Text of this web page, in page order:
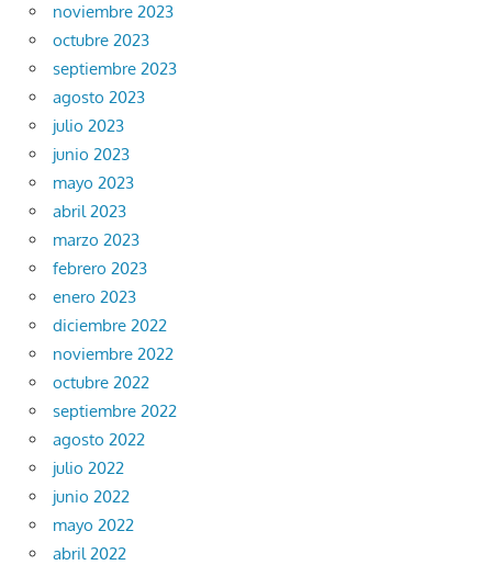
noviembre 2023
octubre 2023
septiembre 2023
agosto 2023
julio 2023
junio 2023
mayo 2023
abril 2023
marzo 2023
febrero 2023
enero 2023
diciembre 2022
noviembre 2022
octubre 2022
septiembre 2022
agosto 2022
julio 2022
junio 2022
mayo 2022
abril 2022